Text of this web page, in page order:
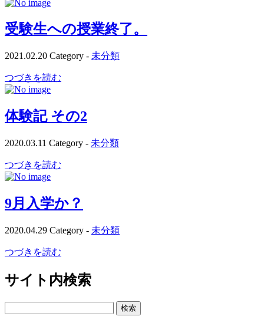
受験生への授業終了。
2021.02.20 Category - 未分類
つづきを読む
体験記 その2
2020.03.11 Category - 未分類
つづきを読む
9月入学か？
2020.04.29 Category - 未分類
つづきを読む
サイト内検索